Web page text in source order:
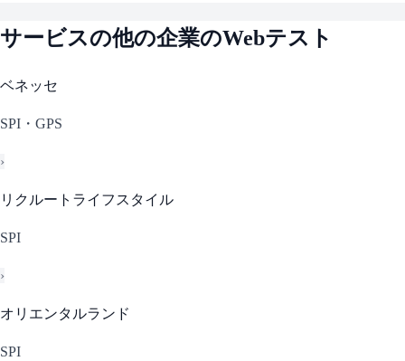
サービスの他の企業のWebテスト
ベネッセ
SPI・GPS
›
リクルートライフスタイル
SPI
›
オリエンタルランド
SPI